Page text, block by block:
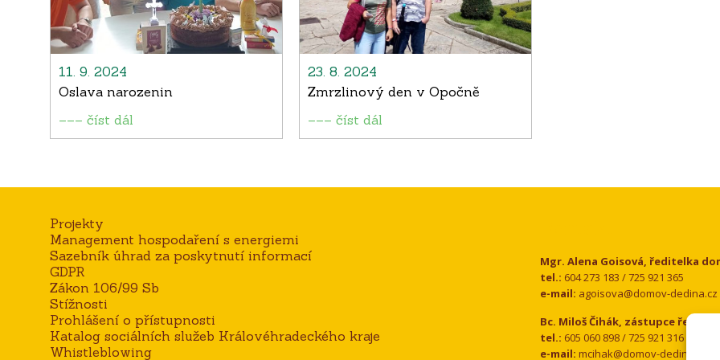
11. 9. 2024
Oslava narozenin
––– číst dál
23. 8. 2024
Zmrzlinový den v Opočně
––– číst dál
Projekty
Management hospodaření s energiemi
Sazebník úhrad za poskytnutí informací
GDPR
Zákon 106/99 Sb
Stížnosti
Prohlášení o přístupnosti
Katalog sociálních služeb Královéhradeckého kraje
Whistleblowing
Mgr. Alena Goisová, ředitelka
tel.: 604 273 183 / 725 921 365
e-mail: agoisova@domov-dedina.cz
Bc. Miloš Čihák, zástupce ředitele
tel.: 605 060 898 / 725 921 316
e-mail: mcihak@domov-dedina.cz